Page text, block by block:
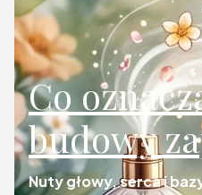
Co
budowy
Nuty głowy, serca i